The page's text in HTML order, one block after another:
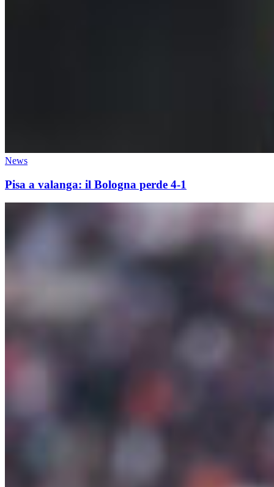
News
Pisa a valanga: il Bologna perde 4-1